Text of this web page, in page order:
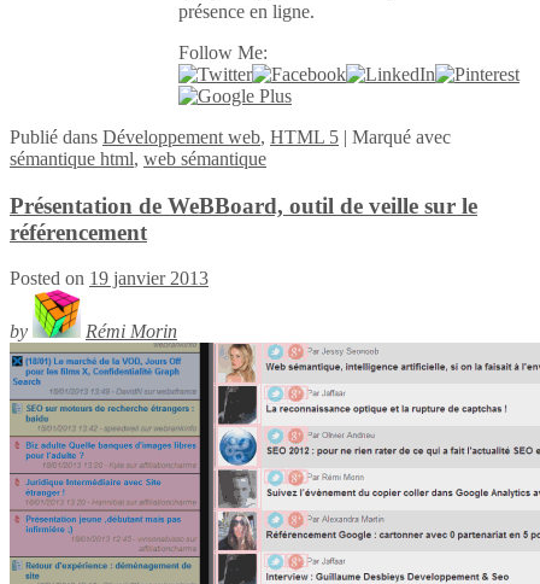
présence en ligne.
Follow Me:
Publié dans Développement web, HTML 5 | Marqué avec
sémantique html, web sémantique
Présentation de WeBBoard, outil de veille sur le
référencement
Posted on 19 janvier 2013
by Rémi Morin